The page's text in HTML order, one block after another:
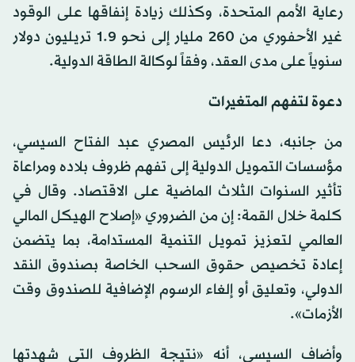
رعاية الأمم المتحدة، وكذلك زيادة إنفاقها على الوقود
غير الأحفوري من 260 مليار إلى نحو 1.9 تريليون دولار
سنوياً على مدى العقد، وفقاً لوكالة الطاقة الدولية.
دعوة لتفهم المتغيرات
من جانبه، دعا الرئيس المصري عبد الفتاح السيسي،
مؤسسات التمويل الدولية إلى تفهم ظروف بلاده ومراعاة
تأثير السنوات الثلاث الماضية على الاقتصاد. وقال في
كلمة خلال القمة: إن من الضروري «إصلاح الهيكل المالي
العالمي لتعزيز تمويل التنمية المستدامة، بما يتضمن
إعادة تخصيص حقوق السحب الخاصة بصندوق النقد
الدولي، وتعليق أو إلغاء الرسوم الإضافية للصندوق وقت
الأزمات».
وأضاف السيسي، أنه «نتيجة الظروف التي شهدتها